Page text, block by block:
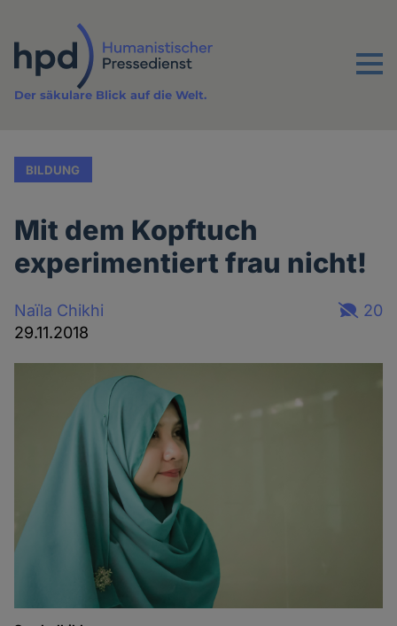
Inhalt
Menu
Der säkulare Blick auf die Welt.
BILDUNG
Mit dem Kopftuch
experimentiert frau nicht!
Naïla Chikhi
29.11.2018
20